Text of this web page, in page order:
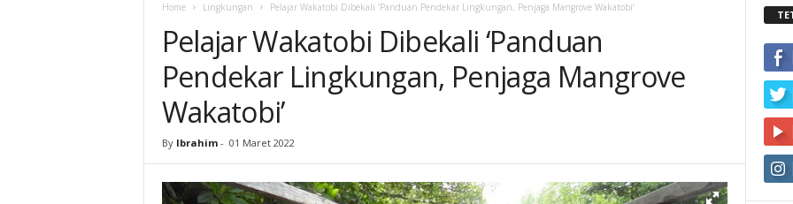
Home Lingkungan Pelajar Wakatobi Dibekali ‘Panduan Pendekar Lingkungan, Penjaga Mangrove Wakatobi’
Pelajar Wakatobi Dibekali ‘Panduan
Pendekar Lingkungan, Penjaga Mangrove
Wakatobi’
By Ibrahim - 01 Maret 2022